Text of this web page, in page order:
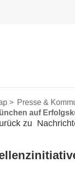
> Presse &
auf
zu